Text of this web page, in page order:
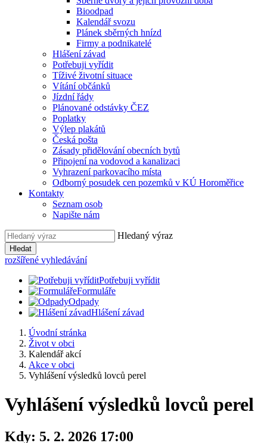
Bioodpad
Kalendář svozu
Plánek sběrných hnízd
Firmy a podnikatelé
Hlášení závad
Potřebuji vyřídit
Tíživé životní situace
Vítání občánků
Jízdní řády
Plánované odstávky ČEZ
Poplatky
Výlep plakátů
Česká pošta
Zásady přidělování obecních bytů
Připojení na vodovod a kanalizaci
Vyhrazení parkovacího místa
Odborný posudek cen pozemků v KÚ Horoměřice
Kontakty
Seznam osob
Napište nám
Hledaný výraz
Hledat
rozšířené vyhledávání
Potřebuji vyřídit
Formuláře
Odpady
Hlášení závad
Úvodní stránka
Život v obci
Kalendář akcí
Akce v obci
Vyhlášení výsledků lovců perel
Vyhlášení výsledků lovců perel
Kdy: 5. 2. 2026 17:00